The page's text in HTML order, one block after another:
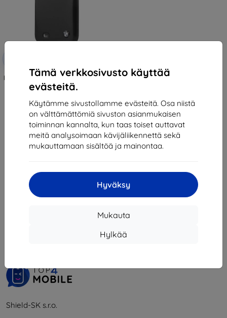
Tämä verkkosivusto käyttää
evästeitä.
Käytämme sivustollamme evästeitä. Osa niistä
on välttämättömiä sivuston asianmukaisen
toiminnan kannalta, kun taas toiset auttavat
meitä analysoimaan kävijäliikennettä sekä
mukauttamaan sisältöä ja mainontaa.
Hyväksy
Mukauta
Hylkää
BMW i9500 S4 black (BMHCS4SB)
26,90 €
24,20 €
Varastossa 1 kpl
yhteensä5.
Shield-SK s.r.o.